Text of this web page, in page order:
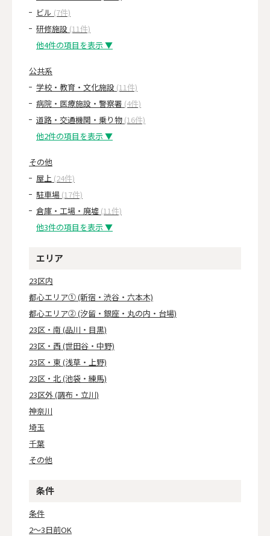
ビル (7件)
研修施設 (11件)
他4件の項目を表示 ▼
公共系
学校・教育・文化施設 (11件)
病院・医療施設・警察署 (4件)
道路・交通機関・乗り物 (16件)
他2件の項目を表示 ▼
その他
屋上 (24件)
駐車場 (17件)
倉庫・工場・廃墟 (11件)
他3件の項目を表示 ▼
エリア
23区内
都心エリア① (新宿・渋谷・六本木)
都心エリア② (汐留・銀座・丸の内・台場)
23区・南 (品川・目黒)
23区・西 (世田谷・中野)
23区・東 (浅草・上野)
23区・北 (池袋・練馬)
23区外 (調布・立川)
神奈川
埼玉
千葉
その他
条件
条件
2～3日前OK